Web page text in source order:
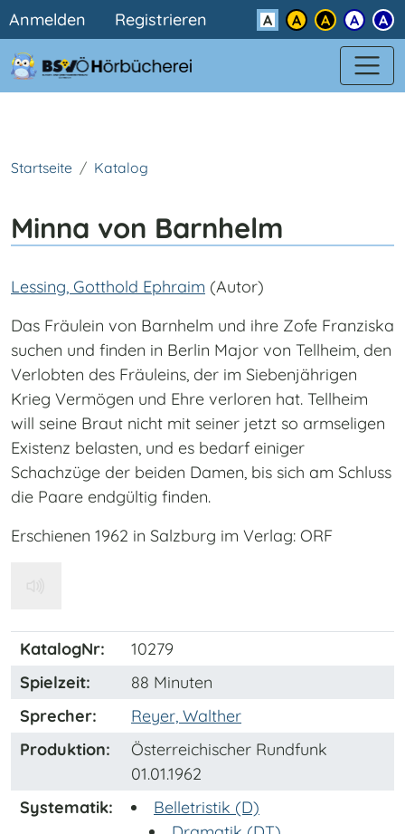
Direkt zum Inhalt
Benutzermenü
Anmelden Registrieren Kontrast
Startseite Katalog
Minna von Barnhelm
Lessing, Gotthold Ephraim (Autor)
Das Fräulein von Barnhelm und ihre Zofe Franziska
suchen und finden in Berlin Major von Tellheim, den
Verlobten des Fräuleins, der im Siebenjährigen
Krieg Vermögen und Ehre verloren hat. Tellheim
will seine Braut nicht mit seiner jetzt so armseligen
Existenz belasten, und es bedarf einiger
Schachzüge der beiden Damen, bis sich am Schluss
die Paare endgültig finden.
Erschienen 1962 in Salzburg im Verlag: ORF
KatalogNr:
10279
Spielzeit:
88 Minuten
Sprecher:
Reyer, Walther
Produktion:
Österreichischer Rundfunk
01.01.1962
Systematik:
Belletristik (D)